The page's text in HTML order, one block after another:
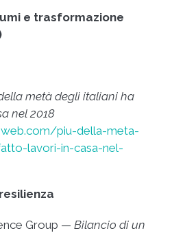
e trasformazione
metà degli italiani ha
nel 2018
piu-della-meta-
lavori-in-casa-nel-
Group — Bilancio di un